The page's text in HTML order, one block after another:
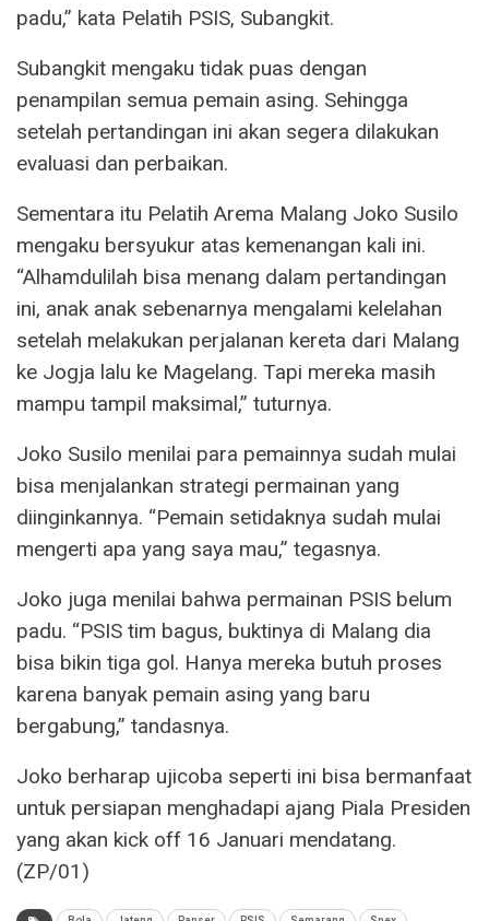
padu,” kata Pelatih PSIS, Subangkit.
Subangkit mengaku tidak puas dengan
penampilan semua pemain asing. Sehingga
setelah pertandingan ini akan segera dilakukan
evaluasi dan perbaikan.
Sementara itu Pelatih Arema Malang Joko Susilo
mengaku bersyukur atas kemenangan kali ini.
“Alhamdulilah bisa menang dalam pertandingan
ini, anak anak sebenarnya mengalami kelelahan
setelah melakukan perjalanan kereta dari Malang
ke Jogja lalu ke Magelang. Tapi mereka masih
mampu tampil maksimal,” tuturnya.
Joko Susilo menilai para pemainnya sudah mulai
bisa menjalankan strategi permainan yang
diinginkannya. “Pemain setidaknya sudah mulai
mengerti apa yang saya mau,” tegasnya.
Joko juga menilai bahwa permainan PSIS belum
padu. “PSIS tim bagus, buktinya di Malang dia
bisa bikin tiga gol. Hanya mereka butuh proses
karena banyak pemain asing yang baru
bergabung,” tandasnya.
Joko berharap ujicoba seperti ini bisa bermanfaat
untuk persiapan menghadapi ajang Piala Presiden
yang akan kick off 16 Januari mendatang.
(ZP/01)